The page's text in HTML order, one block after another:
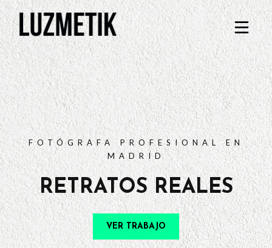
TARIFAS
PREGUNTAS FRECUENTES
CONTACTO
FOTÓGRAFA PROFESIONAL EN
MADRID
RETRATOS REALES
VER TRABAJO